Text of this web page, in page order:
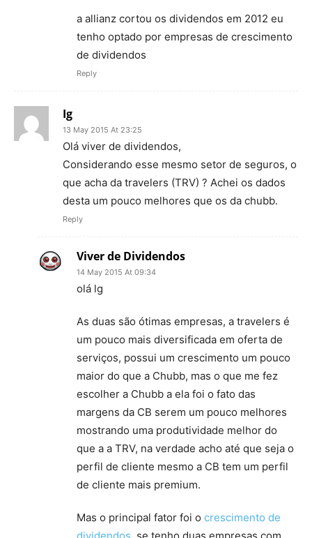
a allianz cortou os dividendos em 2012 eu
tenho optado por empresas de crescimento
de dividendos
Reply
Ig
13 May 2015 At 23:25
Olá viver de dividendos,
Considerando esse mesmo setor de seguros, o
que acha da travelers (TRV) ? Achei os dados
desta um pouco melhores que os da chubb.
Reply
Viver de Dividendos
14 May 2015 At 09:34
olá lg
As duas são ótimas empresas, a travelers é
um pouco mais diversificada em oferta de
serviços, possui um crescimento um pouco
maior do que a Chubb, mas o que me fez
escolher a Chubb a ela foi o fato das
margens da CB serem um pouco melhores
mostrando uma produtividade melhor do
que a a TRV, na verdade acho até que seja o
perfil de cliente mesmo a CB tem um perfil
de cliente mais premium.
Mas o principal fator foi o crescimento de